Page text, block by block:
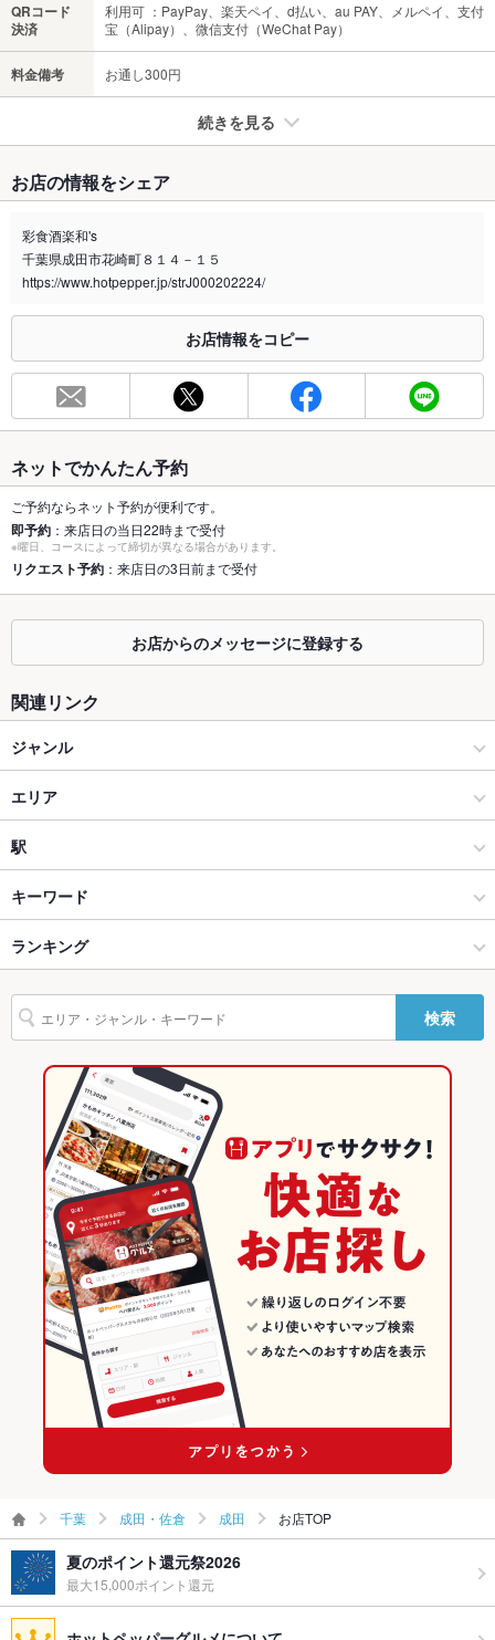
QRコード
決済
利用可 ：PayPay、楽天ペイ、d払い、au PAY、メルペイ、支付
宝（Alipay）、微信支付（WeChat Pay）
料金備考 お通し300円
続きを見る
禁煙・喫煙
全席喫煙可
喫煙専用室 なし
合わせください。
お席
25席(カウンター4席、テーブル12席(4人掛×3)、お座敷9席ござ
います。)
最大宴会収
容人数
25人(着席の場合、最大約25名様収容可能です。)
個室 なし ：個室はございません。
座敷 なし ：お座敷に9席ご用意いたしております。
カウンター
ソファー
テラス席
貸切
貸切不可 ：20名～25名様貸切対応可能です。又、曜日・予算に
設備
Wi-Fi
バリアフリ
ー
駐車場 なし ：近くにコインパーキングがございます。
英語メニュ
あり
その他設備 カウンター、テーブル席、お座敷席がございます。
その他
飲み放題
あり ：飲み放題付きコース、単品飲み放題プランご用意してお
ります。
食べ放題 なし
カクテル充実
お子様連れ お子様連れOK ：お子様連れの方来店可能です。
応相談
■日替わり弁当 テイクアウト＆配達サービスあり■オードブル
お店の情報をシェア
彩食酒楽和's
千葉県成田市花崎町８１４－１５
https://www.hotpepper.jp/strJ000202224/
お店情報をコピー
ネットでかんたん予約
ご予約ならネット予約が便利です。
即予約 ：来店日の当日22時まで受付
※曜日、コースによって締切が異なる場合があります。
リクエスト予約 ：来店日の3日前まで受付
お店からのメッセージに登録する
関連リンク
ジャンル
居酒屋
創作
成田・佐倉 × 居酒屋
成田・佐倉 × 創作
成田駅 × 居酒屋
成田駅 × 創作
エリア
成田
成田 × 居酒屋
成田 × 創作
千葉
千葉 × 居酒屋
千葉 × 創作
駅
京成成田駅
公津の杜駅
成田駅
キーワード
からあげ
ペペロンチーノ ピザ マルゲリータ フレンチトースト
ランキング
千葉のグルメランキング
千葉の居酒屋ランキング
成田・佐倉のグルメランキング
成田・佐倉の居酒屋ランキング
成田のグルメランキング
成田の居酒屋ランキング
検索
千葉 成田・佐倉 成田 お店TOP
夏のポイント還元祭2026
最大15,000ポイント還元